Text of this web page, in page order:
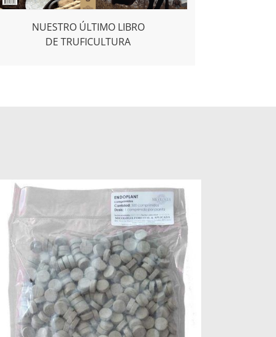
NUESTRO ÚLTIMO LIBRO
DE TRUFICULTURA